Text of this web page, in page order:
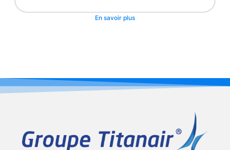
En savoir plus